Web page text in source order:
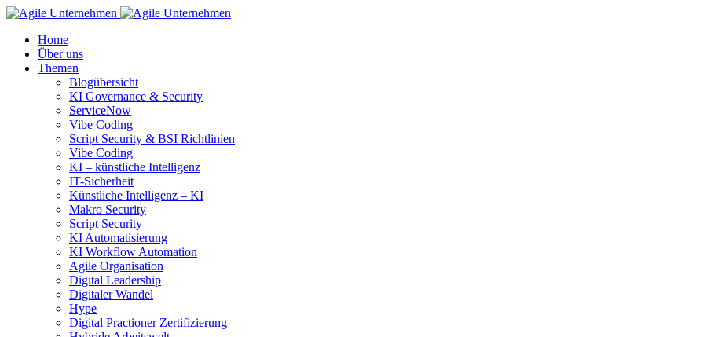
Home
Über uns
Themen
Blogübersicht
KI Governance & Security
ServiceNow
Vibe Coding
Script Security & BSI Richtlinien
Vibe Coding
KI – künstliche Intelligenz
IT-Sicherheit
Künstliche Intelligenz – KI
Makro Security
Script Security
KI Automatisierung
KI Workflow Automation
Agile Organisation
Digital Leadership
Digitaler Wandel
Hype
Digital Practioner Zertifizierung